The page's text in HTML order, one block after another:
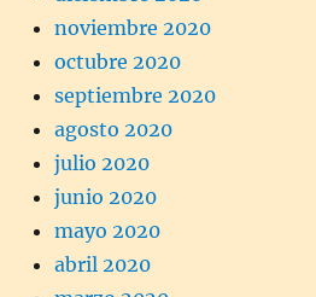
noviembre 2020
octubre 2020
septiembre 2020
agosto 2020
julio 2020
junio 2020
mayo 2020
abril 2020